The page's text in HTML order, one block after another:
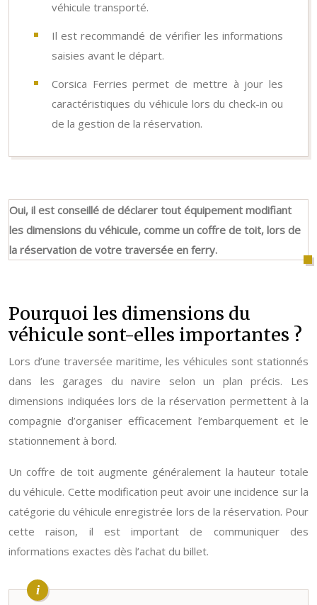
véhicule transporté.
Il est recommandé de vérifier les informations
saisies avant le départ.
Corsica Ferries permet de mettre à jour les
caractéristiques du véhicule lors du check-in ou
de la gestion de la réservation.
Oui, il est conseillé de déclarer tout équipement modifiant
les dimensions du véhicule, comme un coffre de toit, lors de
la réservation de votre traversée en ferry.
Pourquoi les dimensions du
véhicule sont-elles importantes ?
Lors d’une traversée maritime, les véhicules sont stationnés
dans les garages du navire selon un plan précis. Les
dimensions indiquées lors de la réservation permettent à la
compagnie d’organiser efficacement l’embarquement et le
stationnement à bord.
Un coffre de toit augmente généralement la hauteur totale
du véhicule. Cette modification peut avoir une incidence sur la
catégorie du véhicule enregistrée lors de la réservation. Pour
cette raison, il est important de communiquer des
informations exactes dès l’achat du billet.